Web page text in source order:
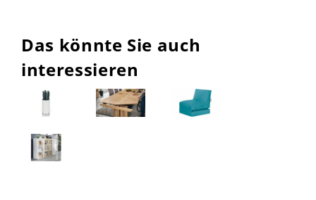
Das könnte Sie auch
interessieren